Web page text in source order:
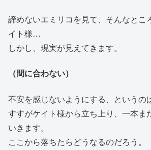
諦めないエミリコを見て、そんなとこ
イト様…
しかし、現実が見えてきます。
（間に合わない）
不安を感じないようにする、というの
すすがケイト様から立ち上り、一本ま
いきます。
ここから落ちたらどうなるのだろう。